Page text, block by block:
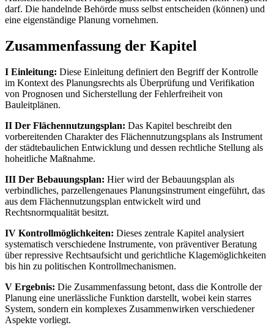
darf. Die handelnde Behörde muss selbst entscheiden (können) und
eine eigenständige Planung vornehmen.
Zusammenfassung der Kapitel
I Einleitung: Diese Einleitung definiert den Begriff der Kontrolle
im Kontext des Planungsrechts als Überprüfung und Verifikation
von Prognosen und Sicherstellung der Fehlerfreiheit von
Bauleitplänen.
II Der Flächennutzungsplan: Das Kapitel beschreibt den
vorbereitenden Charakter des Flächennutzungsplans als Instrument
der städtebaulichen Entwicklung und dessen rechtliche Stellung als
hoheitliche Maßnahme.
III Der Bebauungsplan: Hier wird der Bebauungsplan als
verbindliches, parzellengenaues Planungsinstrument eingeführt, das
aus dem Flächennutzungsplan entwickelt wird und
Rechtsnormqualität besitzt.
IV Kontrollmöglichkeiten: Dieses zentrale Kapitel analysiert
systematisch verschiedene Instrumente, von präventiver Beratung
über repressive Rechtsaufsicht und gerichtliche Klagemöglichkeiten
bis hin zu politischen Kontrollmechanismen.
V Ergebnis: Die Zusammenfassung betont, dass die Kontrolle der
Planung eine unerlässliche Funktion darstellt, wobei kein starres
System, sondern ein komplexes Zusammenwirken verschiedener
Aspekte vorliegt.